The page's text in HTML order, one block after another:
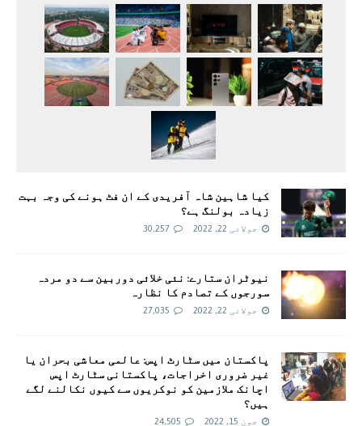
کیا شاہین شاہ آفریدی کے ان فٹ ہونے کی وجہ بہت
زیادہ بولنگ ہے؟
جولائی 22, 2022 30,257
نیوٹران ستارے: نئی خلائی دوربین سے دو مردہ
سورجوں کے تصادم کا نظارہ
جولائی 22, 2022 27,035
پاکستان میں سٹارٹ اپس: عالمی معاشی بحران یا
غیر ضروری اخراجات، پاکستانی سٹارٹ اپس
اچانک ملازمین کو نوکریوں سے کیوں نکالنے لگے
ہیں؟
جون 15, 2022 24,505